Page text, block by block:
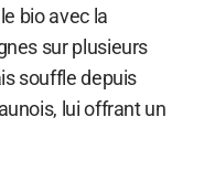
bio avec la
sur plusieurs
souffle depuis
lui offrant un